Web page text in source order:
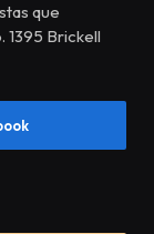
que
1395 Brickell